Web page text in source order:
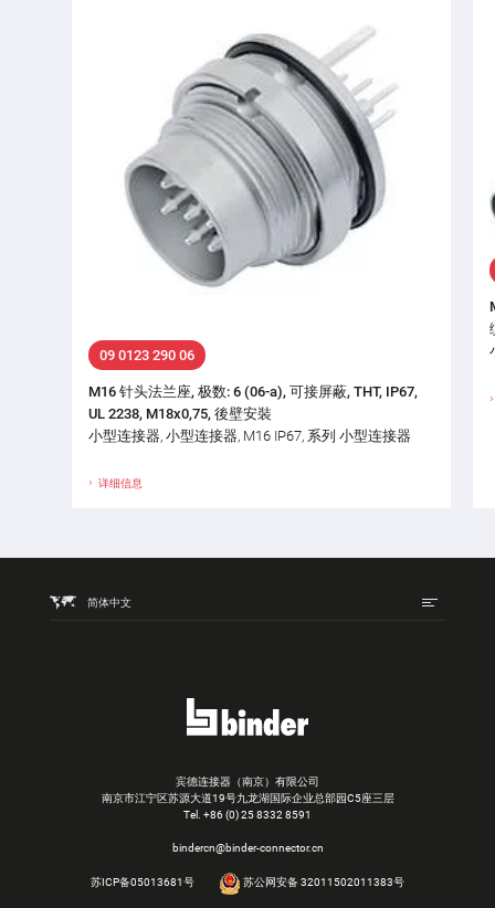
09 0123 290 06
M16 针头法兰座, 极数: 6 (06-a), 可接屏蔽, THT, IP67,
UL 2238, M18x0,75, 後壁安裝
小型连接器, 小型连接器, M16 IP67, 系列 小型连接器
详细信息
简体中文
宾德连接器（南京）有限公司
南京市江宁区苏源大道19号九龙湖国际企业总部园C5座三层
Tel. +86 (0) 25 8332 8591
bindercn@binder-connector.cn
苏ICP备05013681号 苏公网安备 32011502011383号